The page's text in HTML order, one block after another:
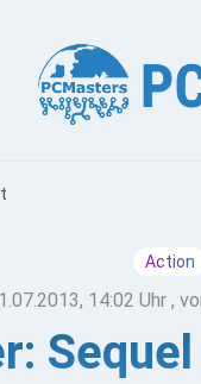
Action
14:02 Uhr ,